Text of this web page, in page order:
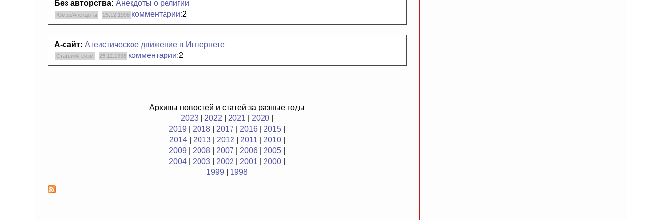
Без авторства: Анекдоты о религии
Юмор/Анекдоты 25.12.1998 комментарии:2
А-сайт: Атеистическое движение в Интернете
Статьи/Атеизм 25.12.1998 комментарии:2
Архивы новостей и статей за разные годы
2023
2022 2021 2020
2019
2018 2017 2016 2015
2014| 2013| 2012 2011 2010|
2009
2008 2007 2006 2005
2004
2003 2002 2001 2000
1999
1998